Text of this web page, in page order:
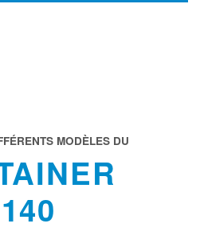
MODÈLES DU